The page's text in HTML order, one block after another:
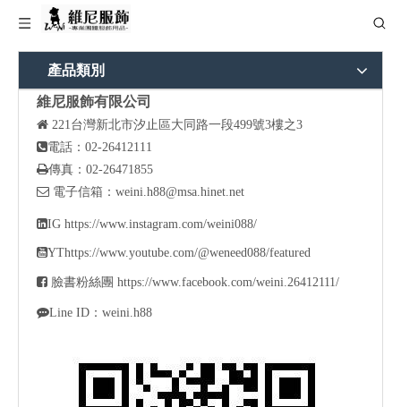
產品類別
維尼服飾有限公司
 221台灣新北市汐止區大同路一段499號3樓之3
電話：02-26412111
傳真：02-26471855
 電子信箱： weini.h88@msa.hinet.net
IG https://www.instagram.com/weini088/
YThttps://www.youtube.com/@weneed088/featured
 臉書粉絲團 https://www.facebook.com/weini.26412111/
Line ID：weini.h88